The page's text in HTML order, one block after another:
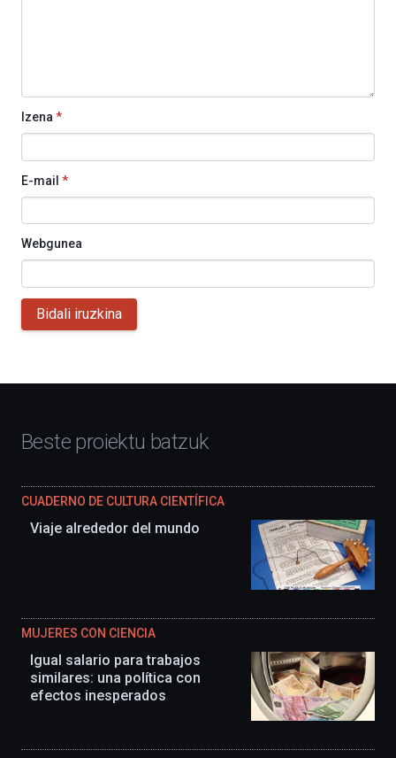
Izena*
E-mail *
Webgunea
Bidali iruzkina
Beste proiektu batzuk
CUADERNO DE CULTURA CIENTÍFICA
Viaje alrededor del mundo
MUJERES CON CIENCIA
Igual salario para trabajos
similares: una política con
efectos inesperados